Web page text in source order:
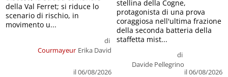
Courmayeur
di
Erika David
il 06/08/2026
della Val Ferret; si riduce lo
scenario di rischio, in
movimento u...
di
Davide Pellegrino
il 06/08/2026
stellina della Cogne,
protagonista di una prova
coraggiosa nell'ultima frazione
della seconda batteria della
staffetta mist...